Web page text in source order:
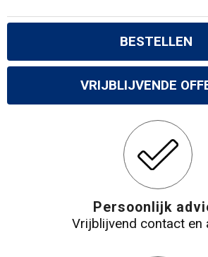
BESTELLEN
VRIJBLIJVENDE
Persoonlijk
Vrijblijvend contact en